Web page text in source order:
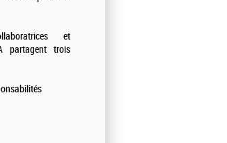
et
partagent trois